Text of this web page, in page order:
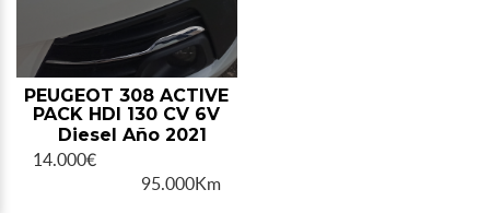
PEUGEOT 308 ACTIVE
PACK HDI 130 CV 6V
Diesel Año 2021
14.000€
95.000Km